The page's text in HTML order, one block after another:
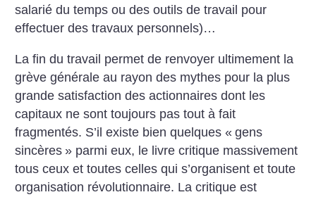
salarié du temps ou des outils de travail pour
effectuer des travaux personnels)…
La fin du travail permet de renvoyer ultimement la
grève générale au rayon des mythes pour la plus
grande satisfaction des actionnaires dont les
capitaux ne sont toujours pas tout à fait
fragmentés. S’il existe bien quelques « gens
sincères » parmi eux, le ­livre critique massivement
tous ceux et toutes celles qui s’organisent et toute
organisation révolutionnaire. La critique est